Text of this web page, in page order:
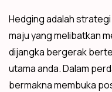
Hedging adalah
maju yang melibatkan
dijangka bergerak
utama anda. Dalam
bermakna membuka